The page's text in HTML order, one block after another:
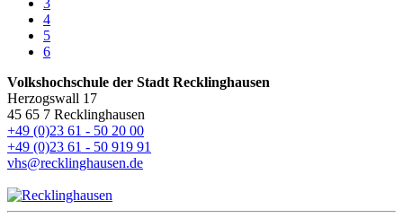
4
5
6
Volkshochschule der Stadt Recklinghausen
Herzogswall 17
45 65 7 Recklinghausen
+49 (0)23 61 - 50 20 00
+49 (0)23 61 - 50 919 91
vhs@recklinghausen.de